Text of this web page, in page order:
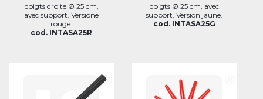
doigts droite Ø 25 cm,
avec support. Versione
rouge.
cod. INTASA25R
doigts Ø 25 cm, avec
support. Version jaune.
cod. INTASA25G